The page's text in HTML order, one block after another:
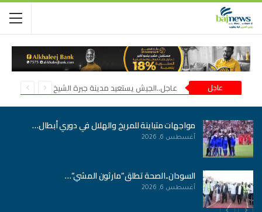
عاجل عاجل..الجيش يستعيد مدينة جبرة الشيخ في شمال كردفان
مواجهات متباينة للمريخ والهلال في دوري أبطال…
أغسطس 6, 2026
السودان..الصحة تطلق”مارثون المشي”…
أغسطس 6, 2026